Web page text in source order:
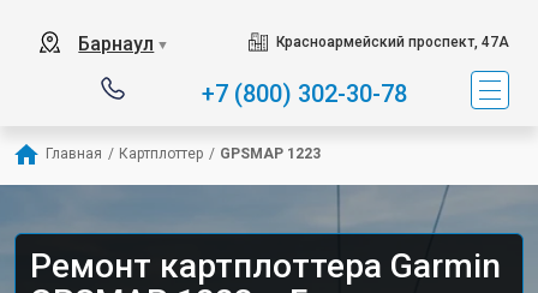
Барнаул ▼ Красноармейский проспект, 47А
+7 (800) 302-30-78
Главная / Картплоттер / GPSMAP 1223
Ремонт картплоттера Garmin